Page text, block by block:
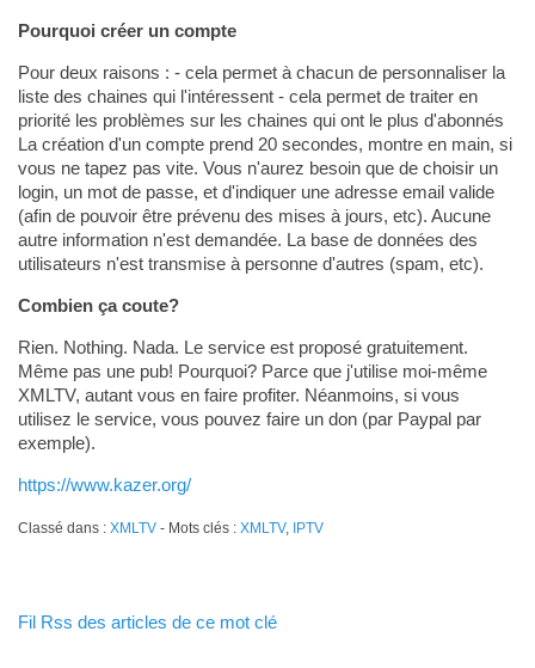
Pourquoi créer un compte
Pour deux raisons : - cela permet à chacun de personnaliser la
liste des chaines qui l'intéressent - cela permet de traiter en
priorité les problèmes sur les chaines qui ont le plus d'abonnés
La création d'un compte prend 20 secondes, montre en main, si
vous ne tapez pas vite. Vous n'aurez besoin que de choisir un
login, un mot de passe, et d'indiquer une adresse email valide
(afin de pouvoir être prévenu des mises à jours, etc). Aucune
autre information n'est demandée. La base de données des
utilisateurs n'est transmise à personne d'autres (spam, etc).
Combien ça coute?
Rien. Nothing. Nada. Le service est proposé gratuitement.
Même pas une pub! Pourquoi? Parce que j'utilise moi-même
XMLTV, autant vous en faire profiter. Néanmoins, si vous
utilisez le service, vous pouvez faire un don (par Paypal par
exemple).
https://www.kazer.org/
Classé dans : XMLTV- Mots clés : XMLTV, IPTV
Fil Rss des articles de ce mot clé